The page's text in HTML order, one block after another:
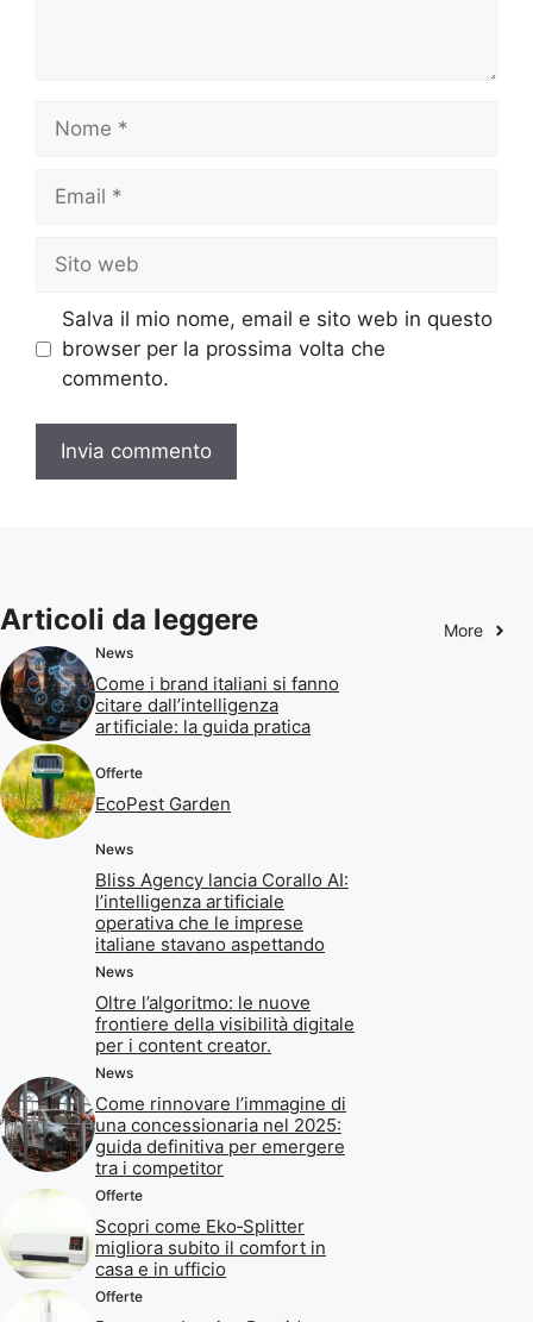
web
Salva il mio nome, email e sito web in questo
browser per la prossima volta che
commento.
Articoli da leggere More
News
Come i brand italiani si fanno
citare dall’intelligenza
artificiale: la guida pratica
Offerte
EcoPest Garden
News
Bliss Agency lancia Corallo AI:
l’intelligenza artificiale
operativa che le imprese
italiane stavano aspettando
News
Oltre l’algoritmo: le nuove
frontiere della visibilità digitale
per i content creator.
News
Come rinnovare l’immagine di
una concessionaria nel 2025:
guida definitiva per emergere
tra i competitor
Offerte
Scopri come Eko‑Splitter
migliora subito il comfort in
casa e in ufficio
Offerte